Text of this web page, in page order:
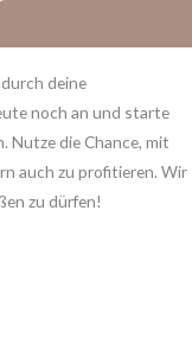
deine
noch an und starte
Nutze die Chance, mit
auch zu profitieren. Wir
zu dürfen!